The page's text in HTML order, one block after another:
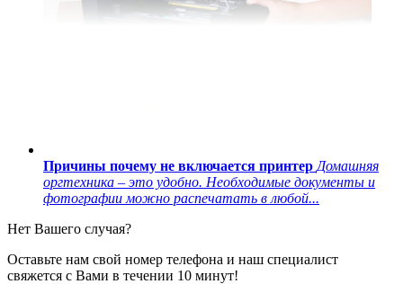
Причины почему не включается принтер Домашняя
оргтехника – это удобно. Необходимые документы и
фотографии можно распечатать в любой...
Нет Вашего случая?
Оставьте нам свой номер телефона и наш специалист
свяжется с Вами в течении 10 минут!